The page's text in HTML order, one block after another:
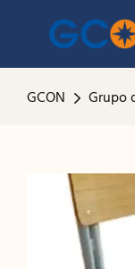
GCON Grupo